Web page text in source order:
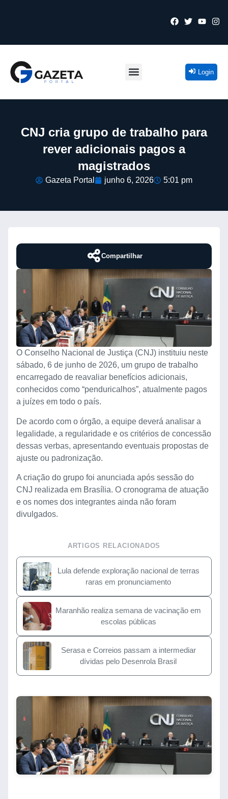
Login
CNJ cria grupo de trabalho para
rever adicionais pagos a
magistrados
Gazeta Portal junho 6, 2026 5:01 pm
Compartilhar
O Conselho Nacional de Justiça (CNJ) instituiu neste
sábado, 6 de junho de 2026, um grupo de trabalho
encarregado de reavaliar benefícios adicionais,
conhecidos como “penduricalhos”, atualmente pagos
a juízes em todo o país.
De acordo com o órgão, a equipe deverá analisar a
legalidade, a regularidade e os critérios de concessão
dessas verbas, apresentando eventuais propostas de
ajuste ou padronização.
A criação do grupo foi anunciada após sessão do
CNJ realizada em Brasília. O cronograma de atuação
e os nomes dos integrantes ainda não foram
divulgados.
ARTIGOS RELACIONADOS
Lula defende exploração nacional de terras
raras em pronunciamento
Maranhão realiza semana de vacinação em
escolas públicas
Serasa e Correios passam a intermediar
dívidas pelo Desenrola Brasil